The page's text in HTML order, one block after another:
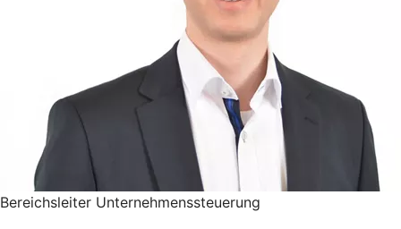
Bereichsleiter Unternehmenssteuerung